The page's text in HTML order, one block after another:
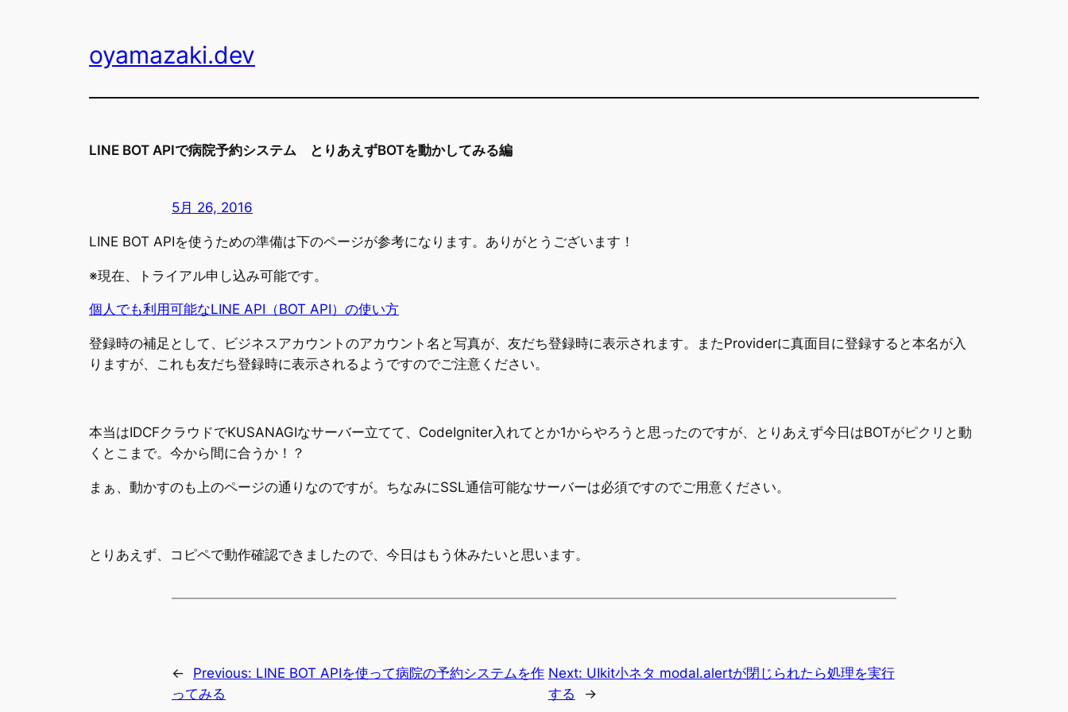
oyamazaki.dev
LINE BOT APIで病院予約システム とりあえずBOTを動かしてみる編
5月 26, 2016
LINE BOT APIを使うための準備は下のページが参考になります。ありがとうございます！
※現在、トライアル申し込み可能です。
個人でも利用可能なLINE API（BOT API）の使い方
登録時の補足として、ビジネスアカウントのアカウント名と写真が、友だち登録時に表示されます。またProviderに真面目に登録すると本名が入
りますが、これも友だち登録時に表示されるようですのでご注意ください。
本当はIDCFクラウドでKUSANAGIなサーバー立てて、CodeIgniter入れてとか1からやろうと思ったのですが、とりあえず今日はBOTがピクリと動
くとこまで。今から間に合うか！？
まぁ、動かすのも上のページの通りなのですが。ちなみにSSL通信可能なサーバーは必須ですのでご用意ください。
とりあえず、コピペで動作確認できましたので、今日はもう休みたいと思います。
← Previous: LINE BOT APIを使って病院の予約システムを作
ってみる
Next: UIkit小ネタ modal.alertが閉じられたら処理を実行
する
→